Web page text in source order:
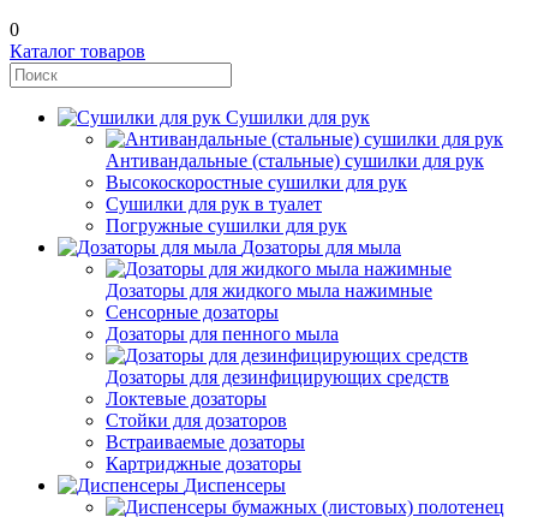
0
Каталог товаров
Сушилки для рук
Антивандальные (стальные) сушилки для рук
Высокоскоростные сушилки для рук
Сушилки для рук в туалет
Погружные сушилки для рук
Дозаторы для мыла
Дозаторы для жидкого мыла нажимные
Сенсорные дозаторы
Дозаторы для пенного мыла
Дозаторы для дезинфицирующих средств
Локтевые дозаторы
Стойки для дозаторов
Встраиваемые дозаторы
Картриджные дозаторы
Диспенсеры